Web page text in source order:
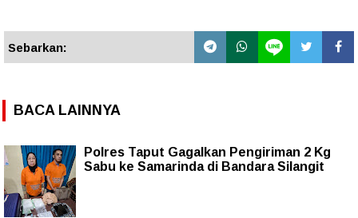
Sebarkan:
BACA LAINNYA
Polres Taput Gagalkan Pengiriman 2 Kg
Sabu ke Samarinda di Bandara Silangit